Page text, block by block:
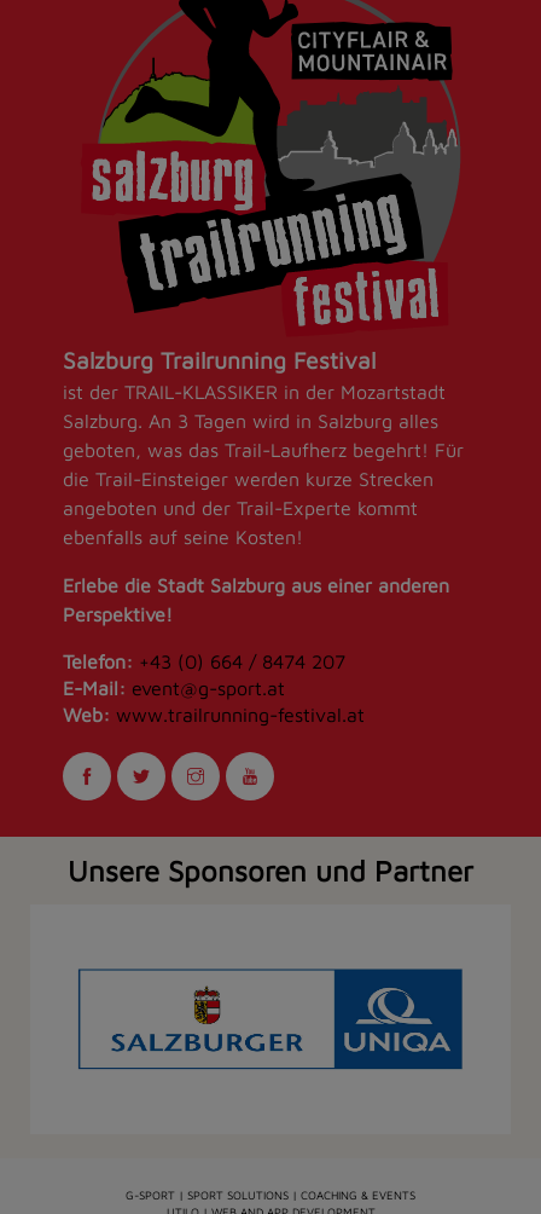
Salzburg Trailrunning Festival
ist der TRAIL-KLASSIKER in der Mozartstadt
Salzburg. An 3 Tagen wird in Salzburg alles
geboten, was das Trail-Laufherz begehrt! Für
die Trail-Einsteiger werden kurze Strecken
angeboten und der Trail-Experte kommt
ebenfalls auf seine Kosten!
Erlebe die Stadt Salzburg aus einer anderen
Perspektive!
Telefon: +43 (0) 664 / 8474 207
E-Mail: event@g-sport.at
Web: www.trailrunning-festival.at
Unsere Sponsoren und Partner
G-SPORT | SPORT SOLUTIONS | COACHING & EVENTS